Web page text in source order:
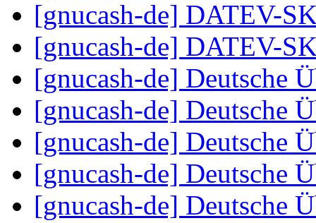
[gnucash-de] DATEV-
[gnucash-de] DATEV-
[gnucash-de] Deutsche
[gnucash-de] Deutsche
[gnucash-de] Deutsche
[gnucash-de] Deutsche
[gnucash-de] Deutsche